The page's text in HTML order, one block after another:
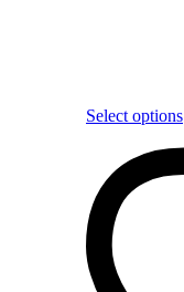
Select options